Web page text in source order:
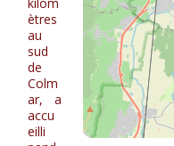
ètres
au
sud
de
Colm
ar, a
accu
eilli